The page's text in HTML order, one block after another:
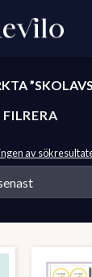
FILRERA
av